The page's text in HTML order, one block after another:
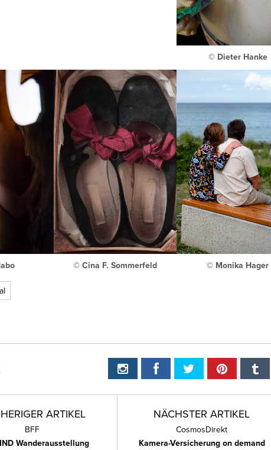
© Dieter Hanke
© Cina F. Sommerfeld © Monika Hager
ARTIKEL
BFF
Wanderausstellung
NÄCHSTER ARTIKEL
CosmosDirekt
Kamera-Versicherung on demand